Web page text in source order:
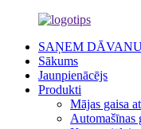
SAŅEM
Sākums
Jaunpienācējs
Produkti
Mājas gaisa
Automašīnas